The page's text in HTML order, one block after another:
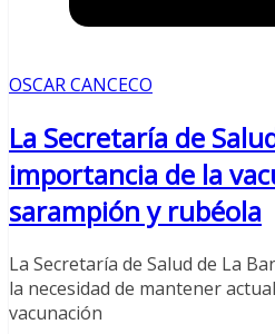
OSCAR CANCECO
La Secretaría de
importancia de la
sarampión y rubéola
La Secretaría de Salud de La
la necesidad de mantener
vacunación